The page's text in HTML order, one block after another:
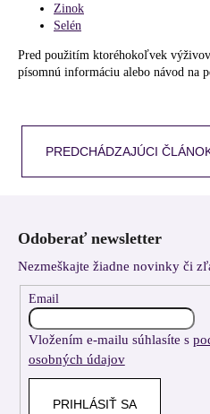
Zinok
Selén
Pred použitím ktoréhokoľvek
písomnú informáciu alebo návod na
PREDCHÁDZAJÚCI
Odoberať newsletter
Nezmeškajte žiadne novinky či
Email
Vložením e-mailu súhlasíte s
osobných údajov
PRIHLÁSIŤ SA